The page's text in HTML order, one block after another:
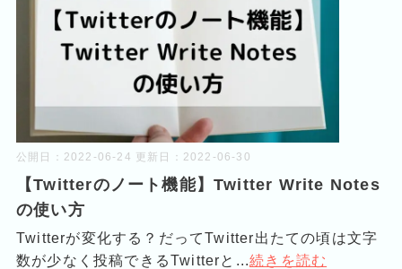
公開日： 2022-06-24 更新日： 2022-06-30
【Twitterのノート機能】Twitter Write Notes
の使い方
Twitterが変化する？だってTwitter出たての頃は文字
数が少なく投稿できるTwitterと...続きを読む